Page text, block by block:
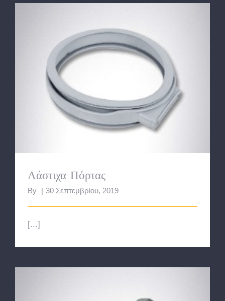
Λάστιχα Πόρτας
By 30 Σεπτεμβρίου, 2019
[...]